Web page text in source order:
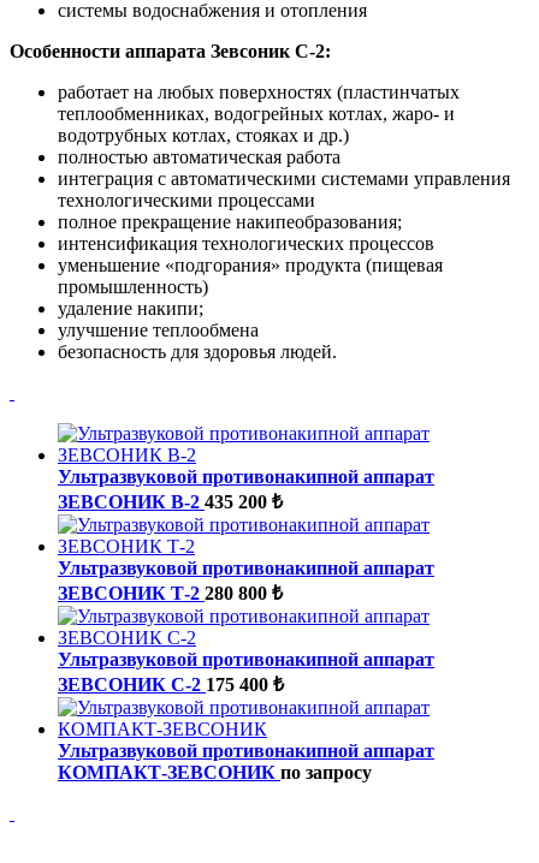
системы водоснабжения и отопления
Особенности аппарата Зевсоник С-2:
работает на любых поверхностях (пластинчатых
теплообменниках, водогрейных котлах, жаро- и
водотрубных котлах, стояках и др.)
полностью автоматическая работа
интеграция с автоматическими системами управления
технологическими процессами
полное прекращение накипеобразования;
интенсификация технологических процессов
уменьшение «подгорания» продукта (пищевая
промышленность)
удаление накипи;
улучшение теплообмена
безопасность для здоровья людей.
Ультразвуковой противонакипной аппарат
ЗЕВСОНИК В-2 435 200 ₺
Ультразвуковой противонакипной аппарат
ЗЕВСОНИК Т-2 280 800 ₺
Ультразвуковой противонакипной аппарат
ЗЕВСОНИК С-2 175 400 ₺
Ультразвуковой противонакипной аппарат
КОМПАКТ-ЗЕВСОНИК по запросу